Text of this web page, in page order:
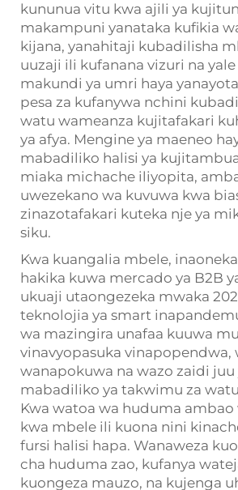
kununua vitu kwa ajili ya
makampuni yanataka kufikia
kijana, yanahitaji kubadilisha
uuzaji ili kufanana vizuri na
makundi ya umri haya
pesa za kufanywa nchini
watu wameanza kujitafakari
ya afya. Mengine ya maeneo
mabadiliko halisi ya
miaka michache iliyopita,
uwezekano wa kuvuwa kwa
zinazotafakari kuteka nje ya
siku.
Kwa kuangalia mbele,
hakika kuwa mercado ya B2B
ukuaji utaongezeka mwaka
teknolojia ya smart
wa mazingira unafaa kuuwa
vinavyopasuka vinapopendwa,
wanapokuwa na wazo zaidi juu
mabadiliko ya takwimu za
Kwa watoa wa huduma
kwa mbele ili kuona nini
fursi halisi hapa. Wanaweza
cha huduma zao, kufanya
kuongeza mauzo, na kujenga